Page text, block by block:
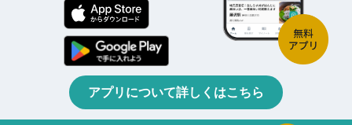
アプリについて詳しくはこちら